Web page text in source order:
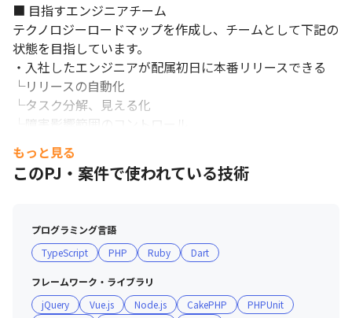
■ 目指すエンジニアチーム
テクノロジーロードマップを作成し、チームとして下記の
状態を目指しています。
・入社したエンジニアが配属初日に本番リリースできる
└リリースの自動化
└タスク分解、見える化
└障害影響範囲のコントロール
・いつでもチーム組成を変えることができる
└技術スタック
└アーキテクチャを統一
■ エンジニア評価の仕組み
・ミッショングレード制を取っており、各グレードに対し
て求められる職務要件が設定されています
・半期に1回評価、および昇給判断の場があり、期初に目
標設定してから、3か月後ごとに振り返りを行っています
もっと見る
このPJ・案件で使われている技術
プログラミング言語
TypeScript
PHP Ruby Dart
フレームワーク・ライブラリ
jQuery
Vue.js Node.js CakePHP
PHPUnit